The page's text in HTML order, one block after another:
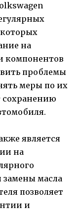
на
компонентов
проблемы
меры по их
сохранению
является
на
замены масла
позволяет
и